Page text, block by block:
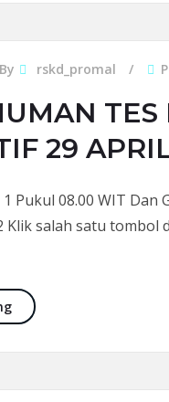
By rskd_promal
29
Pukul 08.00 WIT Dan
Klik salah satu tombol
PENGUMUMAN TES